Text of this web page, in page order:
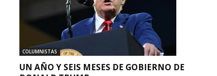
COLUMNISTAS
UN AÑO Y SEIS MESES DE GOBIERNO DE